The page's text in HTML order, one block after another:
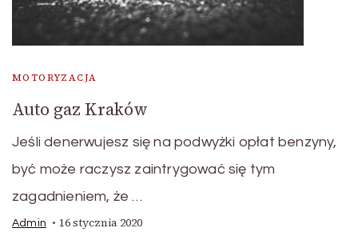
MOTORYZACJA
Auto gaz Kraków
Jeśli denerwujesz się na podwyżki opłat benzyny,
być może raczysz zaintrygować się tym
zagadnieniem, że …
Admin 16 stycznia 2020